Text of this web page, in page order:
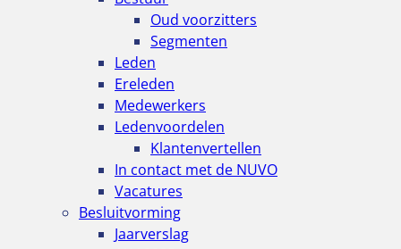
Oud voorzitters
Segmenten
Leden
Ereleden
Medewerkers
Ledenvoordelen
Klantenvertellen
In contact met de NUVO
Vacatures
Besluitvorming
Jaarverslag